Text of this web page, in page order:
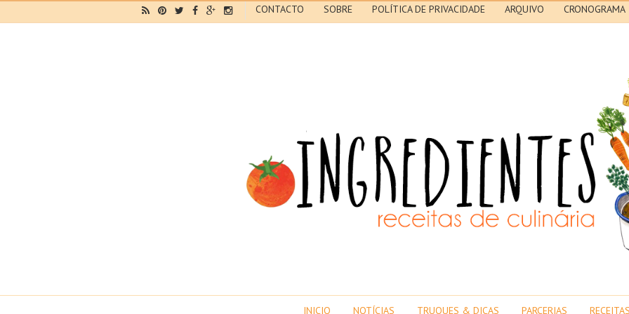
CONTACTO SOBRE POLÍTICA DE PRIVACIDADE ARQUIVO CRONOGRAMA
INICIO NOTÍCIAS TRUQUES & DICAS PARCERIAS